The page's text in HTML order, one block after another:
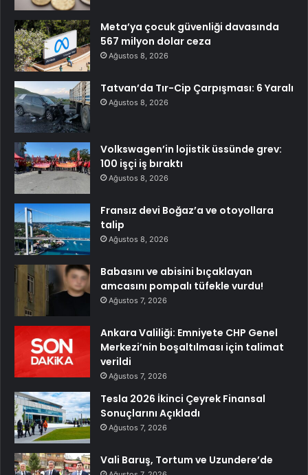
Meta’ya çocuk güvenliği davasında
567 milyon dolar ceza
Ağustos 8, 2026
Tatvan’da Tır-Cip Çarpışması: 6 Yaralı
Ağustos 8, 2026
Volkswagen’in lojistik üssünde grev:
100 işçi iş bıraktı
Ağustos 8, 2026
Fransız devi Boğaz’a ve otoyollara
talip
Ağustos 8, 2026
Babasını ve abisini bıçaklayan
amcasını pompalı tüfekle vurdu!
Ağustos 7, 2026
Ankara Valiliği: Emniyete CHP Genel
Merkezi’nin boşaltılması için talimat
verildi
Ağustos 7, 2026
Tesla 2026 İkinci Çeyrek Finansal
Sonuçlarını Açıkladı
Ağustos 7, 2026
Vali Baruş, Tortum ve Uzundere’de